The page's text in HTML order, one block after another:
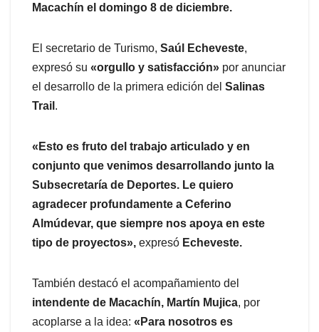
Macachín el domingo 8 de diciembre.
El secretario de Turismo, Saúl Echeveste,
expresó su «orgullo y satisfacción» por anunciar
el desarrollo de la primera edición del Salinas
Trail .
«Esto es fruto del trabajo articulado y en
conjunto que venimos desarrollando junto la
Subsecretaría de Deportes. Le quiero
agradecer profundamente a Ceferino
Almúdevar, que siempre nos apoya en este
tipo de proyectos», expresó Echeveste.
También destacó el acompañamiento del
intendente de Macachín, Martín Mujica, por
acoplarse a la idea: «Para nosotros es